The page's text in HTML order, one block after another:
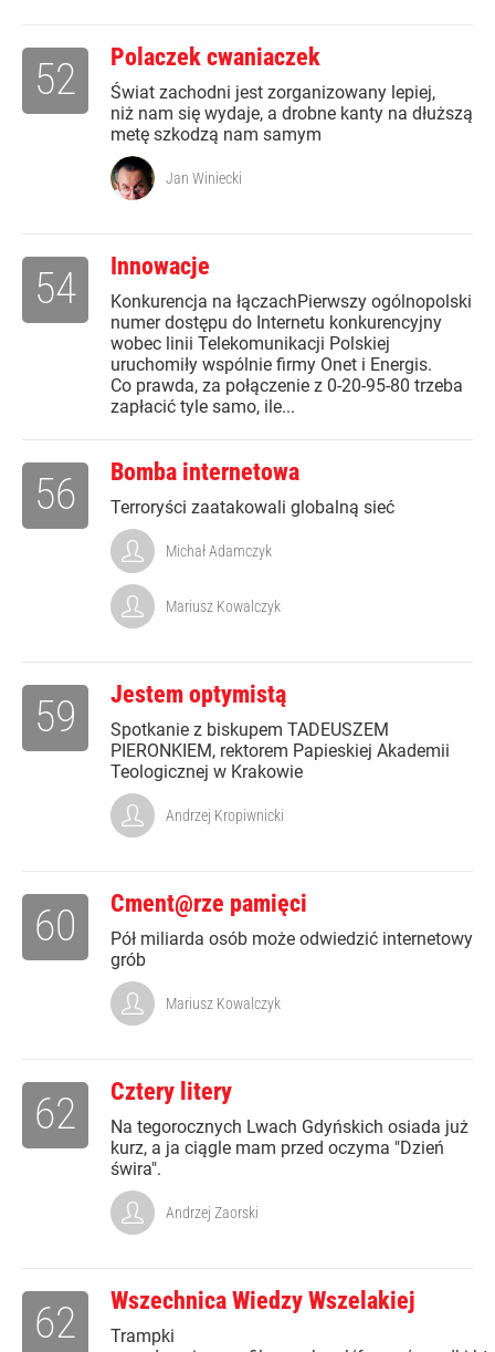
Polaczek cwaniaczek
Świat zachodni jest zorganizowany lepiej,
niż nam się wydaje, a drobne kanty na dłuższą
metę szkodzą nam samym
52
Jan Winiecki
Innowacje
Konkurencja na łączachPierwszy ogólnopolski
numer dostępu do Internetu konkurencyjny
wobec linii Telekomunikacji Polskiej
uruchomiły wspólnie firmy Onet i Energis.
Co prawda, za połączenie z 0-20-95-80 trzeba
zapłacić tyle samo, ile...
54
Bomba internetowa
Terroryści zaatakowali globalną sieć
56
Michał Adamczyk
Mariusz Kowalczyk
Jestem optymistą
Spotkanie z biskupem TADEUSZEM
PIERONKIEM, rektorem Papieskiej Akademii
Teologicznej w Krakowie
59
Andrzej Kropiwnicki
Cment@rze pamięci
Pół miliarda osób może odwiedzić internetowy
grób
60
Mariusz Kowalczyk
Cztery litery
Na tegorocznych Lwach Gdyńskich osiada już
kurz, a ja ciągle mam przed oczyma "Dzień
świra".
62
Andrzej Zaorski
Wszechnica Wiedzy Wszelakiej
Trampki
62